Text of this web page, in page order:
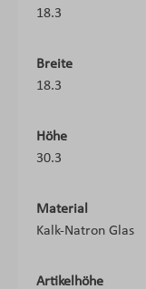
18.3
Breite
18.3
Höhe
30.3
Material
Kalk-Natron Glas
Artikelhöhe